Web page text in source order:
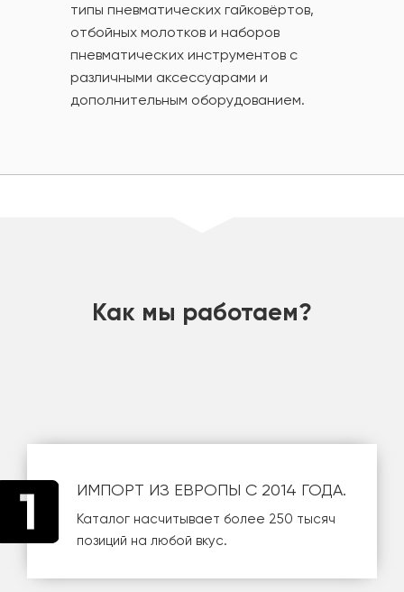
типы пневматических гайковёртов,
отбойных молотков и наборов
пневматических инструментов с
различными аксессуарами и
дополнительным оборудованием.
Как мы работаем?
ИМПОРТ ИЗ ЕВРОПЫ С 2014 ГОДА.
Каталог насчитывает более 250 тысяч
позиций на любой вкус.